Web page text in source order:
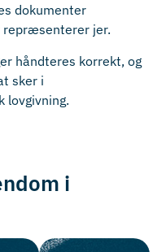
dokumenter
repræsenterer jer.
håndteres korrekt, og
sker i
lovgivning.
i